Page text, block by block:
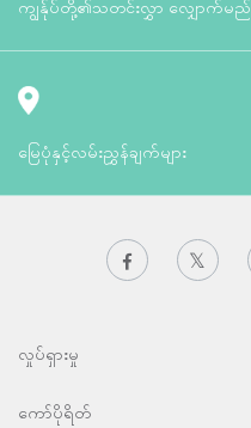
ကျွန်ုပ်တို့၏သတင်းလွှာ လျှောက်မည်
မြေပုံနှင့်လမ်းညွှန်ချက်များ
လှုပ်ရှားမှု
ကော်ပိုရိတ်